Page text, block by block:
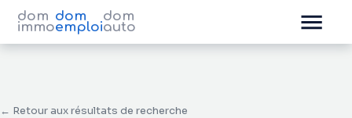
dom
immo
dom
emploi
dom
auto
← Retour aux résultats de recherche